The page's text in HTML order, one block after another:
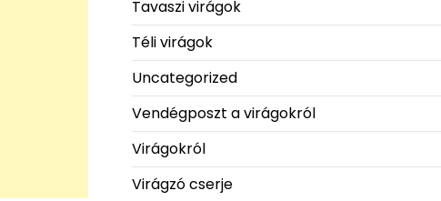
Tavaszi virágok
Téli virágok
Uncategorized
Vendégposzt a virágokról
Virágokról
Virágzó cserje